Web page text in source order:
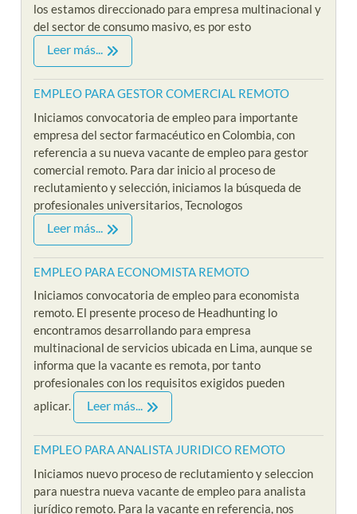
los estamos direccionado para empresa multinacional y
del sector de consumo masivo, es por esto
Leer más...
EMPLEO PARA GESTOR COMERCIAL REMOTO
Iniciamos convocatoria de empleo para importante
empresa del sector farmacéutico en Colombia, con
referencia a su nueva vacante de empleo para gestor
comercial remoto. Para dar inicio al proceso de
reclutamiento y selección, iniciamos la búsqueda de
profesionales universitarios, Tecnologos
Leer más...
EMPLEO PARA ECONOMISTA REMOTO
Iniciamos convocatoria de empleo para economista
remoto. El presente proceso de Headhunting lo
encontramos desarrollando para empresa
multinacional de servicios ubicada en Lima, aunque se
informa que la vacante es remota, por tanto
profesionales con los requisitos exigidos pueden
aplicar.
Leer más...
EMPLEO PARA ANALISTA JURIDICO REMOTO
Iniciamos nuevo proceso de reclutamiento y seleccion
para nuestra nueva vacante de empleo para analista
jurídico remoto. Para la vacante en referencia, nos